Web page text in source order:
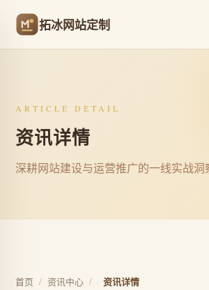
拓冰网站定制
ARTICLE DETAIL
资讯详情
深耕网站建设与运营推广的一线实战洞
首页 / 资讯中心 / 资讯详情